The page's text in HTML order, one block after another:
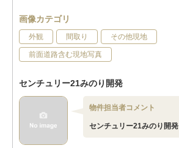
画像カテゴリ
外観 間取り その他現地
前面道路含む現地写真
センチュリー21みのり開発
物件担当者コメント
センチュリー21みのり開発